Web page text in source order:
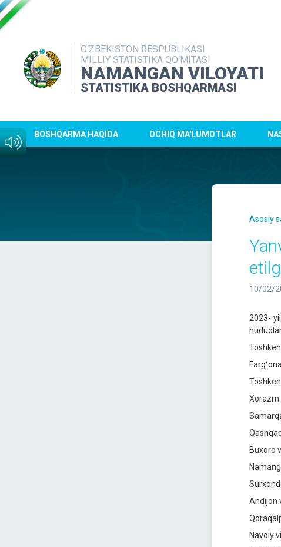
O‘ZBEKISTON RESPUBLIKASI
MILLIY STATISTIKA QO‘MITASI
NAMANGAN VILOYATI
STATISTIKA BOSHQARMASI
BOSHQARMA HAQIDA OCHIQ MA'LUMOTLAR
Asosiy
10/02/
2023-
Xorazm
Buxoro
Andijon
Navoiy